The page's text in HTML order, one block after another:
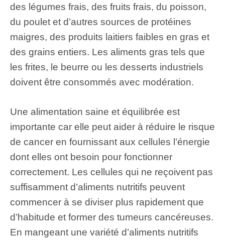
des légumes frais, des fruits frais, du poisson,
du poulet et d’autres sources de protéines
maigres, des produits laitiers faibles en gras et
des grains entiers. Les aliments gras tels que
les frites, le beurre ou les desserts industriels
doivent être consommés avec modération.
Une alimentation saine et équilibrée est
importante car elle peut aider à réduire le risque
de cancer en fournissant aux cellules l’énergie
dont elles ont besoin pour fonctionner
correctement. Les cellules qui ne reçoivent pas
suffisamment d’aliments nutritifs peuvent
commencer à se diviser plus rapidement que
d’habitude et former des tumeurs cancéreuses.
En mangeant une variété d’aliments nutritifs